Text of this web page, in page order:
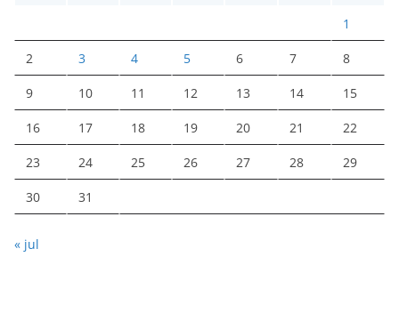
1
2 3 4 5 6 7 8
9 10 11 12 13 14 15
16 17 18 19 20 21 22
23 24 25 26 27 28 29
30 31
« jul